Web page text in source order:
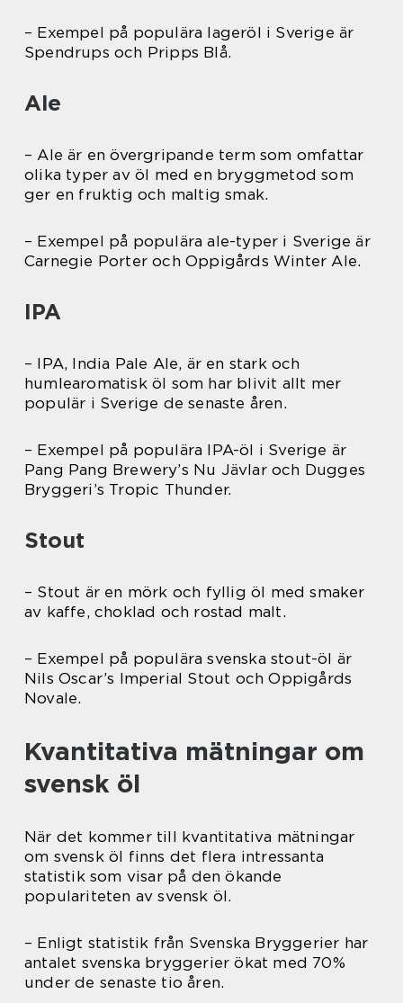
– Exempel på populära lageröl i Sverige är
Spendrups och Pripps Blå.
Ale
– Ale är en övergripande term som omfattar
olika typer av öl med en bryggmetod som
ger en fruktig och maltig smak.
– Exempel på populära ale-typer i Sverige är
Carnegie Porter och Oppigårds Winter Ale.
IPA
– IPA, India Pale Ale, är en stark och
humlearomatisk öl som har blivit allt mer
populär i Sverige de senaste åren.
– Exempel på populära IPA-öl i Sverige är
Pang Pang Brewery’s Nu Jävlar och Dugges
Bryggeri’s Tropic Thunder.
Stout
– Stout är en mörk och fyllig öl med smaker
av kaffe, choklad och rostad malt.
– Exempel på populära svenska stout-öl är
Nils Oscar’s Imperial Stout och Oppigårds
Novale.
Kvantitativa mätningar om
svensk öl
När det kommer till kvantitativa mätningar
om svensk öl finns det flera intressanta
statistik som visar på den ökande
populariteten av svensk öl.
– Enligt statistik från Svenska Bryggerier har
antalet svenska bryggerier ökat med 70%
under de senaste tio åren.